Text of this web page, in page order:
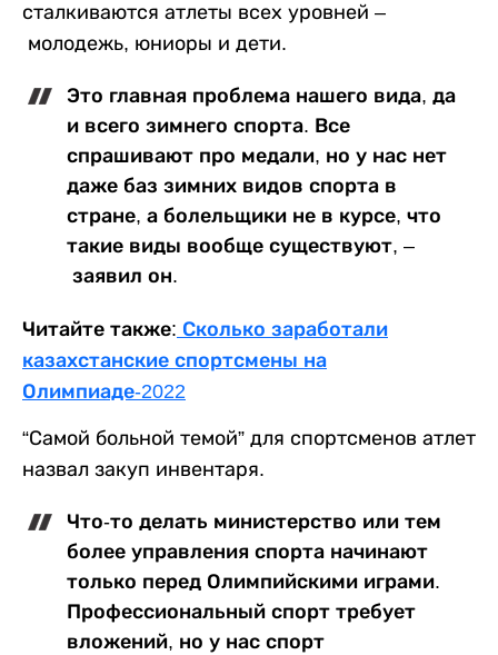
сталкиваются атлеты всех уровней –
молодежь, юниоры и дети.
Это главная проблема нашего вида, да
и всего зимнего спорта. Все
спрашивают про медали, но у нас нет
даже баз зимних видов спорта в
стране, а болельщики не в курсе, что
такие виды вообще существуют, –
заявил он.
Читайте также: Сколько заработали
казахстанские спортсмены на
Олимпиаде-2022
“Самой больной темой” для спортсменов атлет
назвал закуп инвентаря.
Что-то делать министерство или тем
более управления спорта начинают
только перед Олимпийскими играми.
Профессиональный спорт требует
вложений, но у нас спорт